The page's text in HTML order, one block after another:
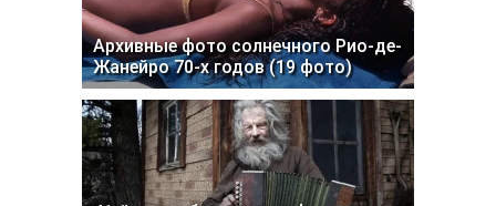
Архивные фото солнечного Рио-де-
Жанейро 70-х годов (19 фото)